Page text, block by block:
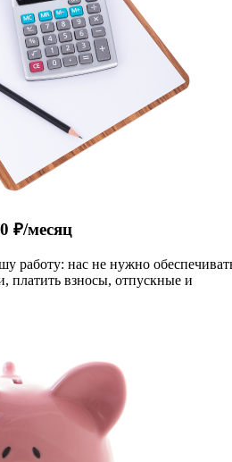
₽/месяц
работу: нас не нужно
платить взносы, отпускные и